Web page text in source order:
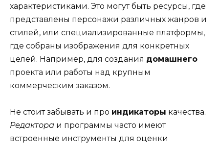
характеристиками. Это могут быть ресурсы, где
представлены персонажи различных жанров и
стилей, или специализированные платформы,
где собраны изображения для конкретных
целей. Например, для создания домашнего
проекта или работы над крупным
коммерческим заказом.
Не стоит забывать и про индикаторы качества.
Редактора и программы часто имеют
встроенные инструменты для оценки